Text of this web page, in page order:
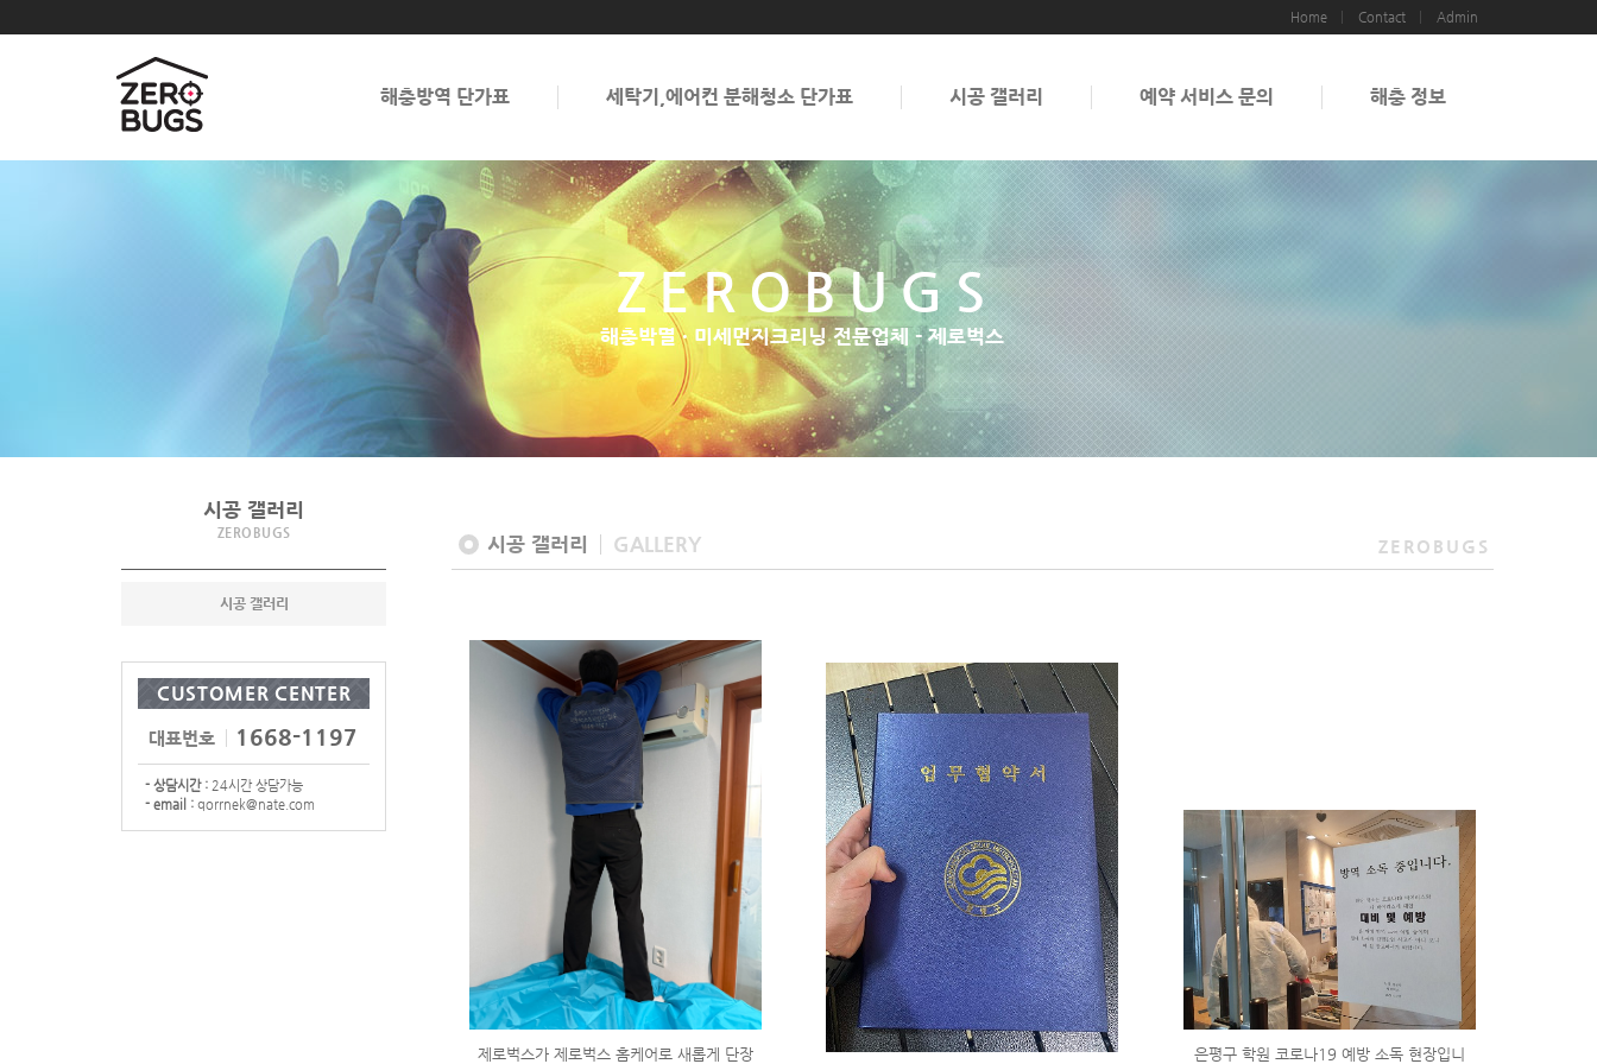
Home Contact Admin
해충방역 단가표 세탁기,에어컨 분해청소 단가표 시공 갤러리 예약 서비스 문의 해충 정보
ZEROBUGS
해충박멸 · 미세먼지크리닝 전문업체 - 제로벅스
시공 갤러리
ZEROBUGS
시공 갤러리
CUSTOMER CENTER
대표번호 1668-1197
- 상담시간 : 24시간 상담가능
- email : qorrnek@nate.com
시공 갤러리 GALLERY ZEROBUGS
제로벅스가 제로벅스 홈케어로 새롭게 단장 은평구 학원 코로나19 예방 소독 현장입니